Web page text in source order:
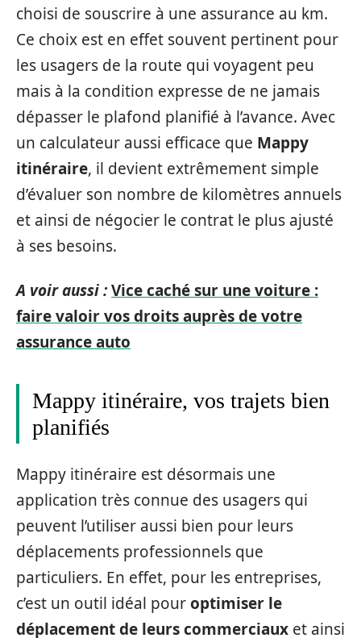
choisi de souscrire à une assurance au km.
Ce choix est en effet souvent pertinent pour
les usagers de la route qui voyagent peu
mais à la condition expresse de ne jamais
dépasser le plafond planifié à l’avance. Avec
un calculateur aussi efficace que Mappy
itinéraire, il devient extrêmement simple
d’évaluer son nombre de kilomètres annuels
et ainsi de négocier le contrat le plus ajusté
à ses besoins.
A voir aussi :Vice caché sur une voiture :
faire valoir vos droits auprès de votre
assurance auto
Mappy itinéraire, vos trajets bien
planifiés
Mappy itinéraire est désormais une
application très connue des usagers qui
peuvent l’utiliser aussi bien pour leurs
déplacements professionnels que
particuliers. En effet, pour les entreprises,
c’est un outil idéal pouroptimiser le
déplacement de leurs commerciaux et ainsi